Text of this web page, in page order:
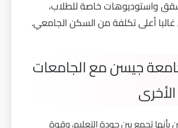
واستوديوهات خاصة للطلاب،
أعلى تكلفة من السكن الجامعي.
جيسن مع الجامعات
الأخرى
بأنها تجمع بين جودة التعليم، وقوة